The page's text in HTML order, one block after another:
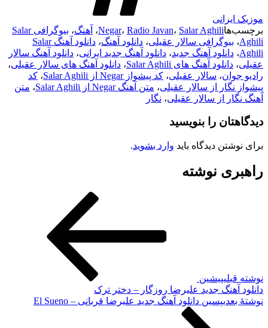
موزیک ایرانی
برچسب‌ها
Negar، Radio Javan، Salar Aghili ، آهنگ،
بیوگرافی Salar
Aghili، بیوگرافی سالار عقیلی، دانلود آهنگ،
دانلود آهنگ Salar
Aghili، دانلود آهنگ جدید، دانلود آهنگ جدید ایرانی، دانلود آهنگ سالار
عقیلی، دانلود آهنگ های Salar Aghili ، دانلود آهنگ های سالار عقیلی،
رادیو جوان، سالار عقیلی، کد پیشواز Negar از Salar Aghili ، کد
پیشواز نگار از سالار عقیلی، متن آهنگ Negar از Salar Aghili ، متن
آهنگ نگار از سالار عقیلی، نگار
دیدگاهتان را بنویسید
برای نوشتن دیدگاه باید وارد بشوید.
راهبری نوشته
نوشته قبلیپیشین
دانلود آهنگ جدید علیرضا روزگار – دختر ترک
نوشته‌ٔ بعدیپسین دانلود آهنگ جدید علیرضا قربانی – El Sueno